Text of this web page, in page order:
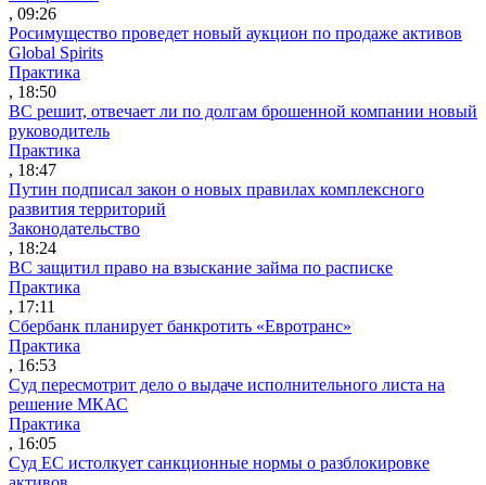
, 09:26
Росимущество проведет новый аукцион по продаже активов
Global Spirits
Практика
, 18:50
ВС решит, отвечает ли по долгам брошенной компании новый
руководитель
Практика
, 18:47
Путин подписал закон о новых правилах комплексного
развития территорий
Законодательство
, 18:24
ВС защитил право на взыскание займа по расписке
Практика
, 17:11
Сбербанк планирует банкротить «Евротранс»
Практика
, 16:53
Суд пересмотрит дело о выдаче исполнительного листа на
решение МКАС
Практика
, 16:05
Суд ЕС истолкует санкционные нормы о разблокировке